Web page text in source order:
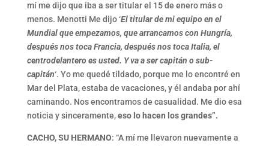
mí me dijo que iba a ser titular el 15 de enero más o
menos. Menotti Me dijo ‘El titular de mi equipo en el
Mundial que empezamos, que arrancamos con Hungría,
después nos toca Francia, después nos toca Italia, el
centrodelantero es usted. Y va a ser capitán o sub-
capitán‘. Yo me quedé tildado, porque me lo encontré en
Mar del Plata, estaba de vacaciones, y él andaba por ahí
caminando. Nos encontramos de casualidad. Me dio esa
noticia y sinceramente,eso lo hacen los grandes”.
CACHO, SU HERMANO: “A mí me llevaron nuevamente a